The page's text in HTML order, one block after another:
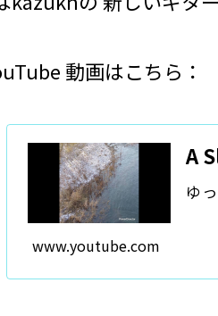
動画はこちら：
A
ゆ
www.youtube.com